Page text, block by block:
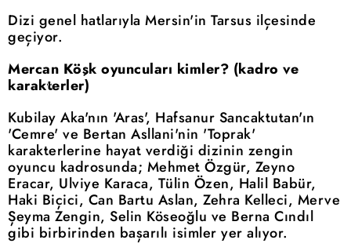
Dizi genel hatlarıyla Mersin'in Tarsus ilçesinde
geçiyor.
Mercan Köşk oyuncuları kimler? (kadro ve
karakterler)
Kubilay Aka'nın 'Aras', Hafsanur Sancaktutan'ın
'Cemre' ve Bertan Asllani'nin 'Toprak'
karakterlerine hayat verdiği dizinin zengin
oyuncu kadrosunda; Mehmet Özgür, Zeyno
Eracar, Ulviye Karaca, Tülin Özen, Halil Babür,
Haki Biçici, Can Bartu Aslan, Zehra Kelleci, Merve
Şeyma Zengin, Selin Köseoğlu ve Berna Cındıl
gibi birbirinden başarılı isimler yer alıyor.